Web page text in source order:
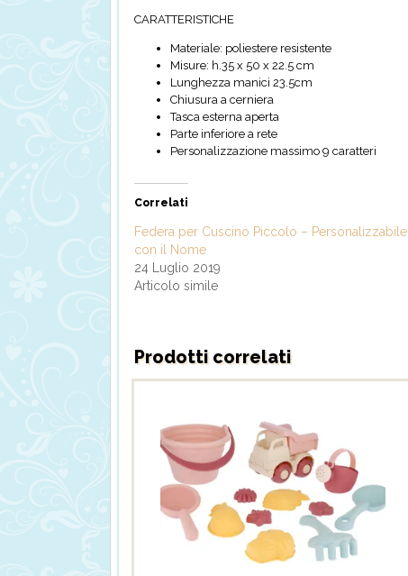
CARATTERISTICHE
Materiale: poliestere resistente
Misure: h.35 x 50 x 22.5 cm
Lunghezza manici 23.5cm
Chiusura a cerniera
Tasca esterna aperta
Parte inferiore a rete
Personalizzazione massimo 9 caratteri
Correlati
Federa per Cuscino Piccolo – Personalizzabile
con il Nome
24 Luglio 2019
Articolo simile
Prodotti correlati